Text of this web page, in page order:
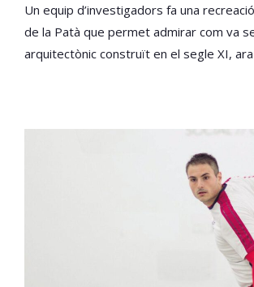
Un equip d’investigadors fa una
de la Patà que permet admirar com va
arquitectònic construït en el segle XI,